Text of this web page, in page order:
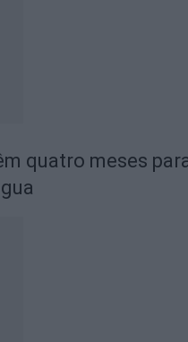
quatro meses